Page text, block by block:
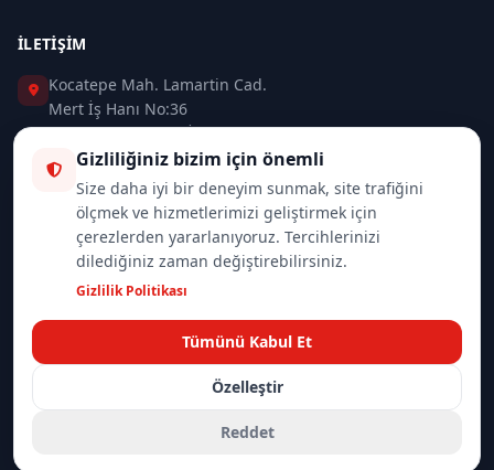
İLETIŞIM
Kocatepe Mah. Lamartin Cad.
Mert İş Hanı No:36
Taksim / Beyoğlu / İSTANBUL
0 (212) 235 37 83
0 (532) 418 08 46
info@merttrade.com
© 2026Mannlich | MertTrade.com— Tüm hakları saklıdır.
Gizlilikİade Politikası
Gizliliğiniz bizim için önemli
Size daha iyi bir deneyim sunmak, site trafiğini
ölçmek ve hizmetlerimizi geliştirmek için
çerezlerden yararlanıyoruz. Tercihlerinizi
dilediğiniz zaman değiştirebilirsiniz.
Gizlilik Politikası
Tümünü Kabul Et
Özelleştir
Reddet